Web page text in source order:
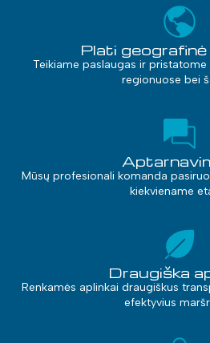
Plati
Teikiame paslaugas ir
regionuose bei
Mūsų profesionali komanda
kiekviename
Draugiška
Renkamės aplinkai draugiškus
efektyvius